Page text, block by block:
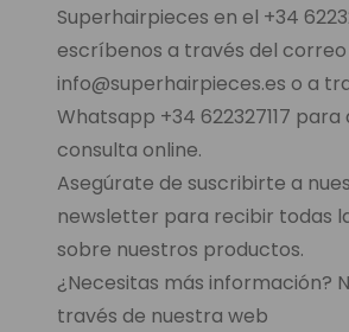
Superhairpieces en el +34
escríbenos a través del correo
info@superhairpieces.es o a
Whatsapp +34 622327117
consulta online.
Asegúrate de suscribirte a
newsletter para recibir todas
sobre nuestros productos.
¿Necesitas más información?
través de nuestra web